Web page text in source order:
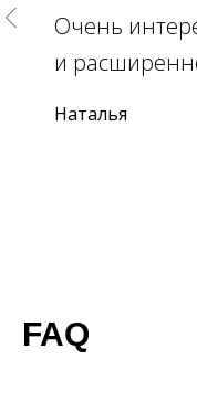
Очень
и
Наталья
FAQ